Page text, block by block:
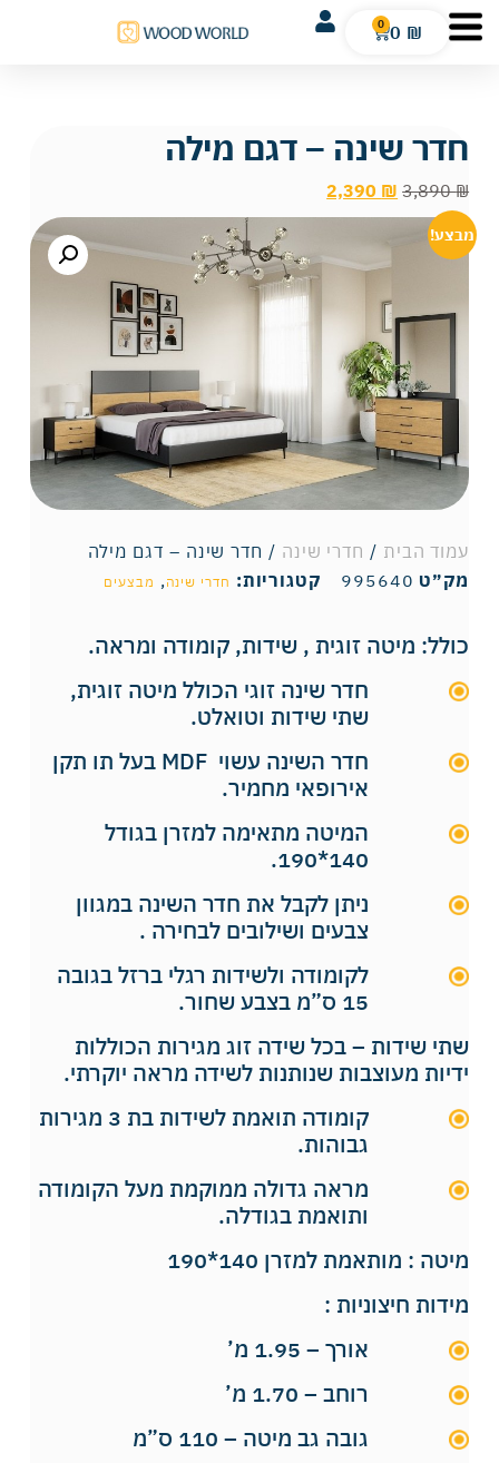
0 ₪
0
חדר שינה – דגם מילה
3,890₪
2,390 ₪
מבצע!
עמוד הבית / חדרי שינה / חדר שינה – דגם מילה
מק״ט 995640 קטגוריות: חדרי שינה, מבצעים
כולל: מיטה זוגית , שידות, קומודה ומראה.
חדר שינה זוגי הכולל מיטה זוגית,
שתי שידות וטואלט.
חדר השינה עשוי MDF בעל תו תקן
אירופאי מחמיר.
המיטה מתאימה למזרן בגודל
140*190.
ניתן לקבל את חדר השינה במגוון
צבעים ושילובים לבחירה .
לקומודה ולשידות רגלי ברזל בגובה
15 ס”מ בצבע שחור.
שתי שידות – בכל שידה זוג מגירות הכוללות
ידיות מעוצבות שנותנות לשידה מראה יוקרתי.
קומודה תואמת לשידות בת 3 מגירות
גבוהות.
מראה גדולה ממוקמת מעל הקומודה
ותואמת בגודלה.
מיטה : מותאמת למזרן 140*190
מידות חיצוניות :
אורך – 1.95 מ’
רוחב – 1.70 מ’
גובה גב מיטה – 110 ס”מ